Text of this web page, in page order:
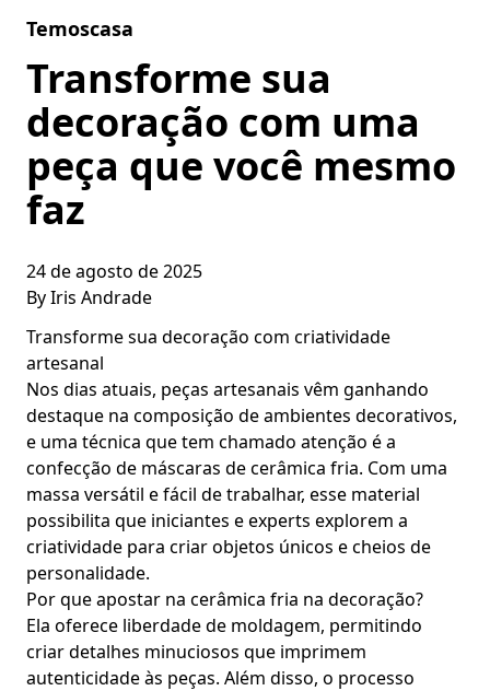
Temoscasa
Transforme sua
decoração com uma
peça que você mesmo
faz
24 de agosto de 2025
ByIris Andrade
Transforme sua decoração com criatividade
artesanal
Nos dias atuais, peças artesanais vêm ganhando
destaque na composição de ambientes decorativos,
e uma técnica que tem chamado atenção é a
confecção de máscaras de cerâmica fria. Com uma
massa versátil e fácil de trabalhar, esse material
possibilita que iniciantes e experts explorem a
criatividade para criar objetos únicos e cheios de
personalidade.
Por que apostar na cerâmica fria na decoração?
Ela oferece liberdade de moldagem, permitindo
criar detalhes minuciosos que imprimem
autenticidade às peças. Além disso, o processo